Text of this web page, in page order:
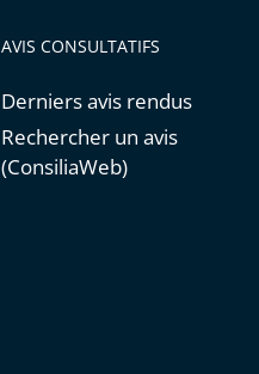
AVIS CONSULTATIFS
Derniers avis rendus
Rechercher un avis
(ConsiliaWeb)